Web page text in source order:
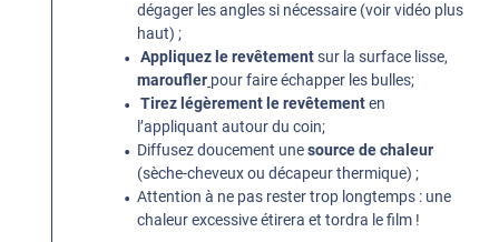
dégager les angles si nécessaire (voir vidéo plus
haut) ;
Appliquez le revêtementsur la surface lisse,
maroufler pour faire échapper les bulles;
Tirez légèrement le revêtementen
l’appliquant autour du coin;
Diffusez doucement unesource de chaleur
(sèche-cheveux ou décapeur thermique) ;
Attention à ne pas rester trop longtemps : une
chaleur excessive étirera et tordra le film !